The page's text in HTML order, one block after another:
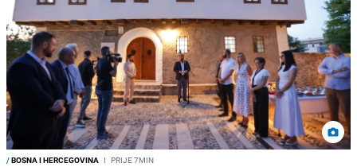
/BOSNA I HERCEGOVINA I PRIJE 7MIN